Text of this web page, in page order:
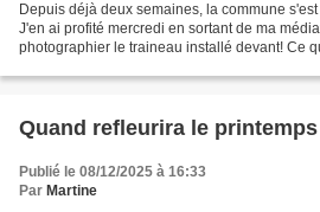
Depuis déjà deux semaines, la commune
J'en ai profité mercredi en sortant de ma
photographier le traineau installé devant! Ce
Quand refleurira le printemps
Publié le 08/12/2025 à 16:33
Par Martine